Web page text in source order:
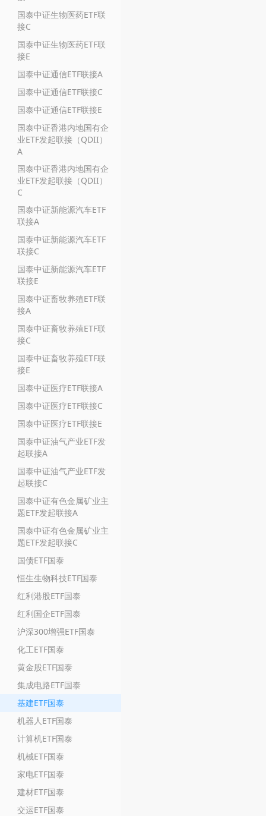
国泰中证生物医药ETF联
接C
国泰中证生物医药ETF联
接E
国泰中证通信ETF联接A
国泰中证通信ETF联接C
国泰中证通信ETF联接E
国泰中证香港内地国有企
业ETF发起联接（QDII）
A
国泰中证香港内地国有企
业ETF发起联接（QDII）
C
国泰中证新能源汽车ETF
联接A
国泰中证新能源汽车ETF
联接C
国泰中证新能源汽车ETF
联接E
国泰中证畜牧养殖ETF联
接A
国泰中证畜牧养殖ETF联
接C
国泰中证畜牧养殖ETF联
接E
国泰中证医疗ETF联接A
国泰中证医疗ETF联接C
国泰中证医疗ETF联接E
国泰中证油气产业ETF发
起联接A
国泰中证油气产业ETF发
起联接C
国泰中证有色金属矿业主
题ETF发起联接A
国泰中证有色金属矿业主
题ETF发起联接C
国债ETF国泰
恒生生物科技ETF国泰
红利港股ETF国泰
红利国企ETF国泰
沪深300增强ETF国泰
化工ETF国泰
黄金股ETF国泰
集成电路ETF国泰
基建ETF国泰
机器人ETF国泰
计算机ETF国泰
机械ETF国泰
家电ETF国泰
建材ETF国泰
交运ETF国泰